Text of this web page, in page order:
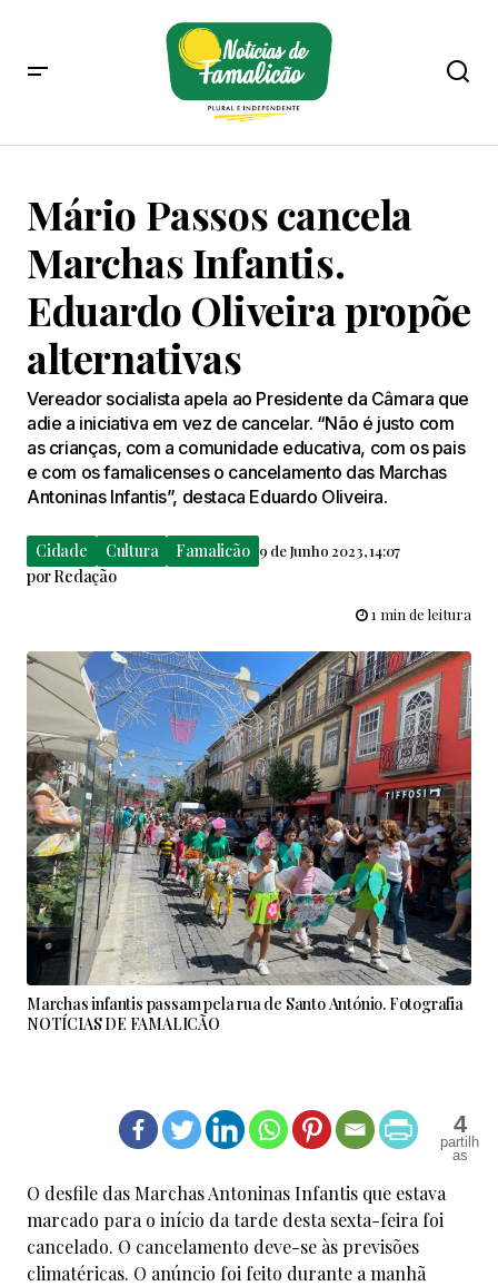
Mário Passos cancela
Marchas Infantis.
Eduardo Oliveira propõe
alternativas
Vereador socialista apela ao Presidente da Câmara que
adie a iniciativa em vez de cancelar. “Não é justo com
as crianças, com a comunidade educativa, com os pais
e com os famalicenses o cancelamento das Marchas
Antoninas Infantis”, destaca Eduardo Oliveira.
Cidade Cultura Famalicão 9 de Junho 2023, 14:07
porRedação
1 min de leitura
Marchas infantis passam pela rua de Santo António. Fotografia
NOTÍCIAS DE FAMALICÃO
4
O desfile das Marchas Antoninas Infantis que estava
marcado para o início da tarde desta sexta-feira foi
cancelado. O cancelamento deve-se às previsões
climatéricas. O anúncio foi feito durante a manhã